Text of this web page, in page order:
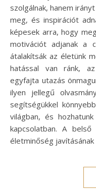
szolgálnak, hanem
meg, és inspirációt
képesek arra, hogy
motivációt adjanak a
átalakítsák az életünk
hatással van ránk,
egyfajta utazás
ilyen jellegű
segítségükkel
világban, és
kapcsolatban. A
életminőség